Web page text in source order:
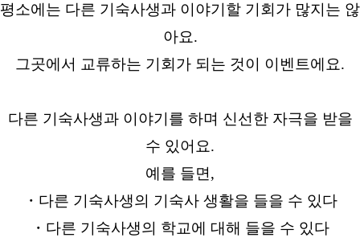
평소에는 다른 기숙사생과 이야기할 기회가 많지는 않
아요.
그곳에서 교류하는 기회가 되는 것이 이벤트에요.
다른 기숙사생과 이야기를 하며 신선한 자극을 받을
수 있어요.
예를 들면,
・다른 기숙사생의 기숙사 생활을 들을 수 있다
・다른 기숙사생의 학교에 대해 들을 수 있다